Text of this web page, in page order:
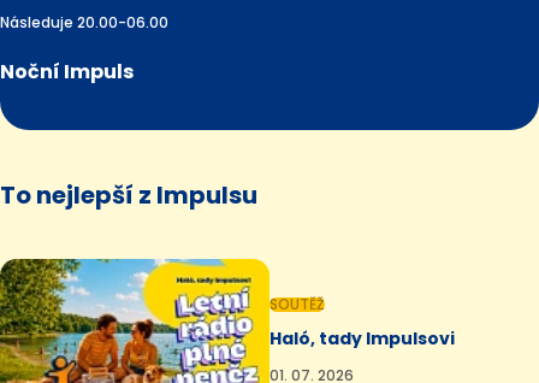
Následuje 20.00-06.00
Noční Impuls
To nejlepší z Impulsu
SOUTĚŽ
Haló, tady Impulsovi
01. 07. 2026